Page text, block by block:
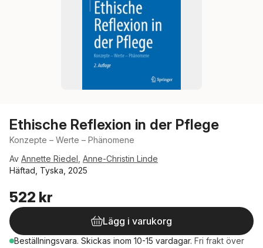
Ethische Reflexion in der Pflege
Konzepte – Werte – Phänomene
Av Annette Riedel Anne-Christin Linde
Häftad, Tyska, 2025
522 kr
Lägg i varukorg
Beställningsvara. Skickas inom 10-15 vardagar. Fri frakt över